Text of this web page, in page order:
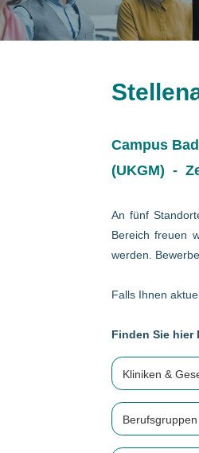
Campus
(UKGM) -
An fünf
Bereich freuen
werden.
Falls Ihnen
Finden Sie hier
Kliniken &
Berufsgruppen